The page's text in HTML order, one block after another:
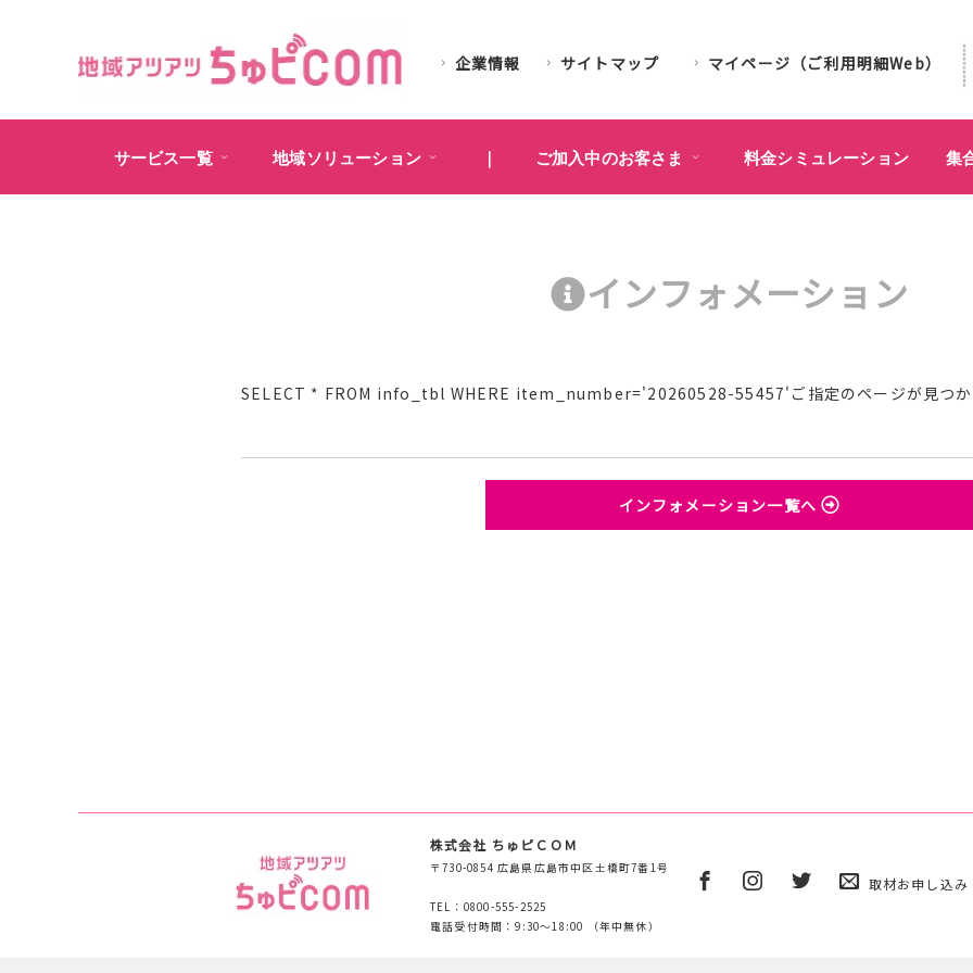
企業情報 サイトマップ マイページ（ご利用明細Web）
サービス一覧 地域ソリューション ご加入中のお客さま 料金シミュレーション 集
インフォメーション
SELECT * FROM info_tbl WHERE item_number='20260528-55457'ご指定のページが見つか
インフォメーション一覧へ
株式会社 ちゅピＣＯＭ
〒730-0854 広島県広島市中区土橋町7番1号
TEL：0800-555-2525
電話受付時間：9:30～18:00 （年中無休）
取材お申し込み